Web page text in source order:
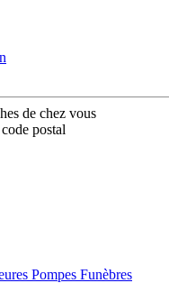
de chez vous
postal
Pompes Funèbres